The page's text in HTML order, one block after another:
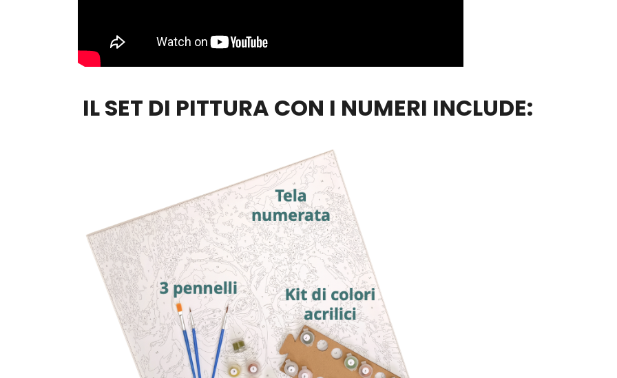
IL SET DI PITTURA CON I NUMERI INCLUDE: